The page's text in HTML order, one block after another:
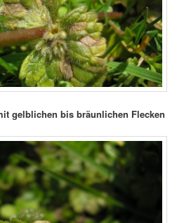
gelblichen bis bräunlichen Flecken